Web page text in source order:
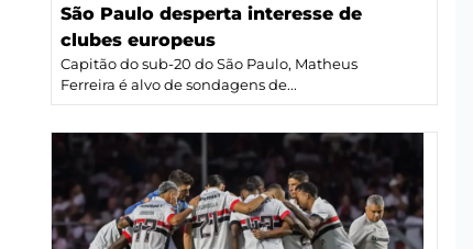
São Paulo desperta interesse de
clubes europeus
Capitão do sub-20 do São Paulo, Matheus
Ferreira é alvo de sondagens de...